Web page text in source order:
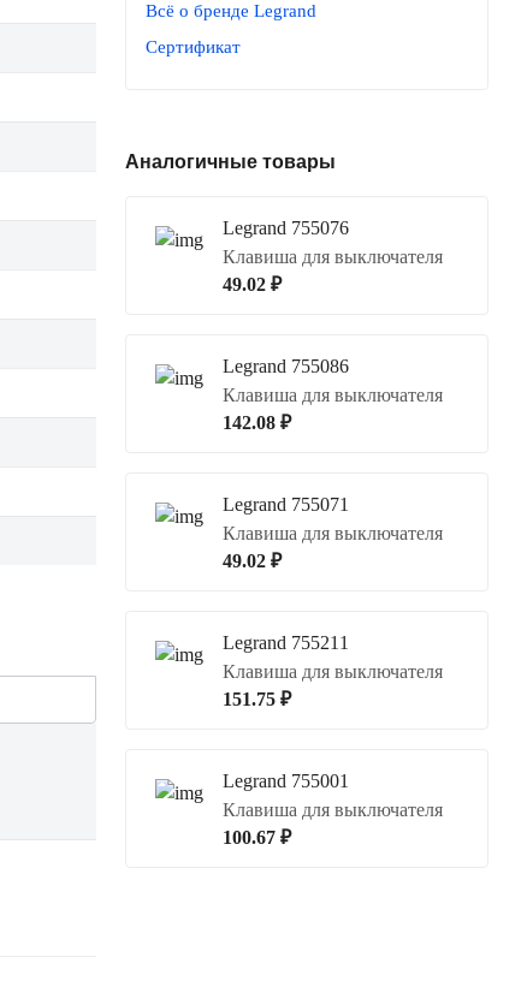
Всё о бренде Legrand
Сертификат
Аналогичные товары
Legrand 755076
Клавиша для выключателя
49.02 ₽
Legrand 755086
Клавиша для выключателя
142.08 ₽
Legrand 755071
Клавиша для выключателя
49.02 ₽
Legrand 755211
Клавиша для выключателя
151.75 ₽
Legrand 755001
Клавиша для выключателя
100.67 ₽